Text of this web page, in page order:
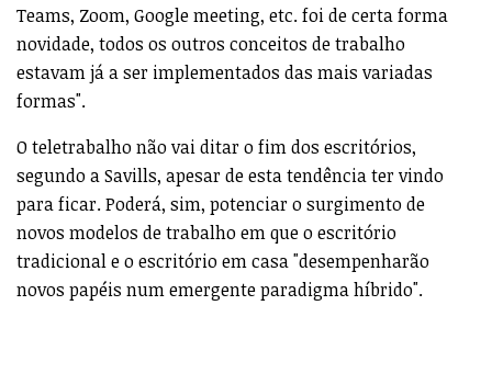
Teams, Zoom, Google meeting, etc. foi de certa forma
novidade, todos os outros conceitos de trabalho
estavam já a ser implementados das mais variadas
formas".
O teletrabalho não vai ditar o fim dos escritórios,
segundo a Savills, apesar de esta tendência ter vindo
para ficar. Poderá, sim, potenciar o surgimento de
novos modelos de trabalho em que o escritório
tradicional e o escritório em casa "desempenharão
novos papéis num emergente paradigma híbrido".